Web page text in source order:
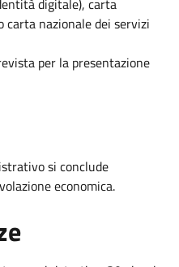
carta nazionale dei servizi
per la presentazione
si conclude
economica.